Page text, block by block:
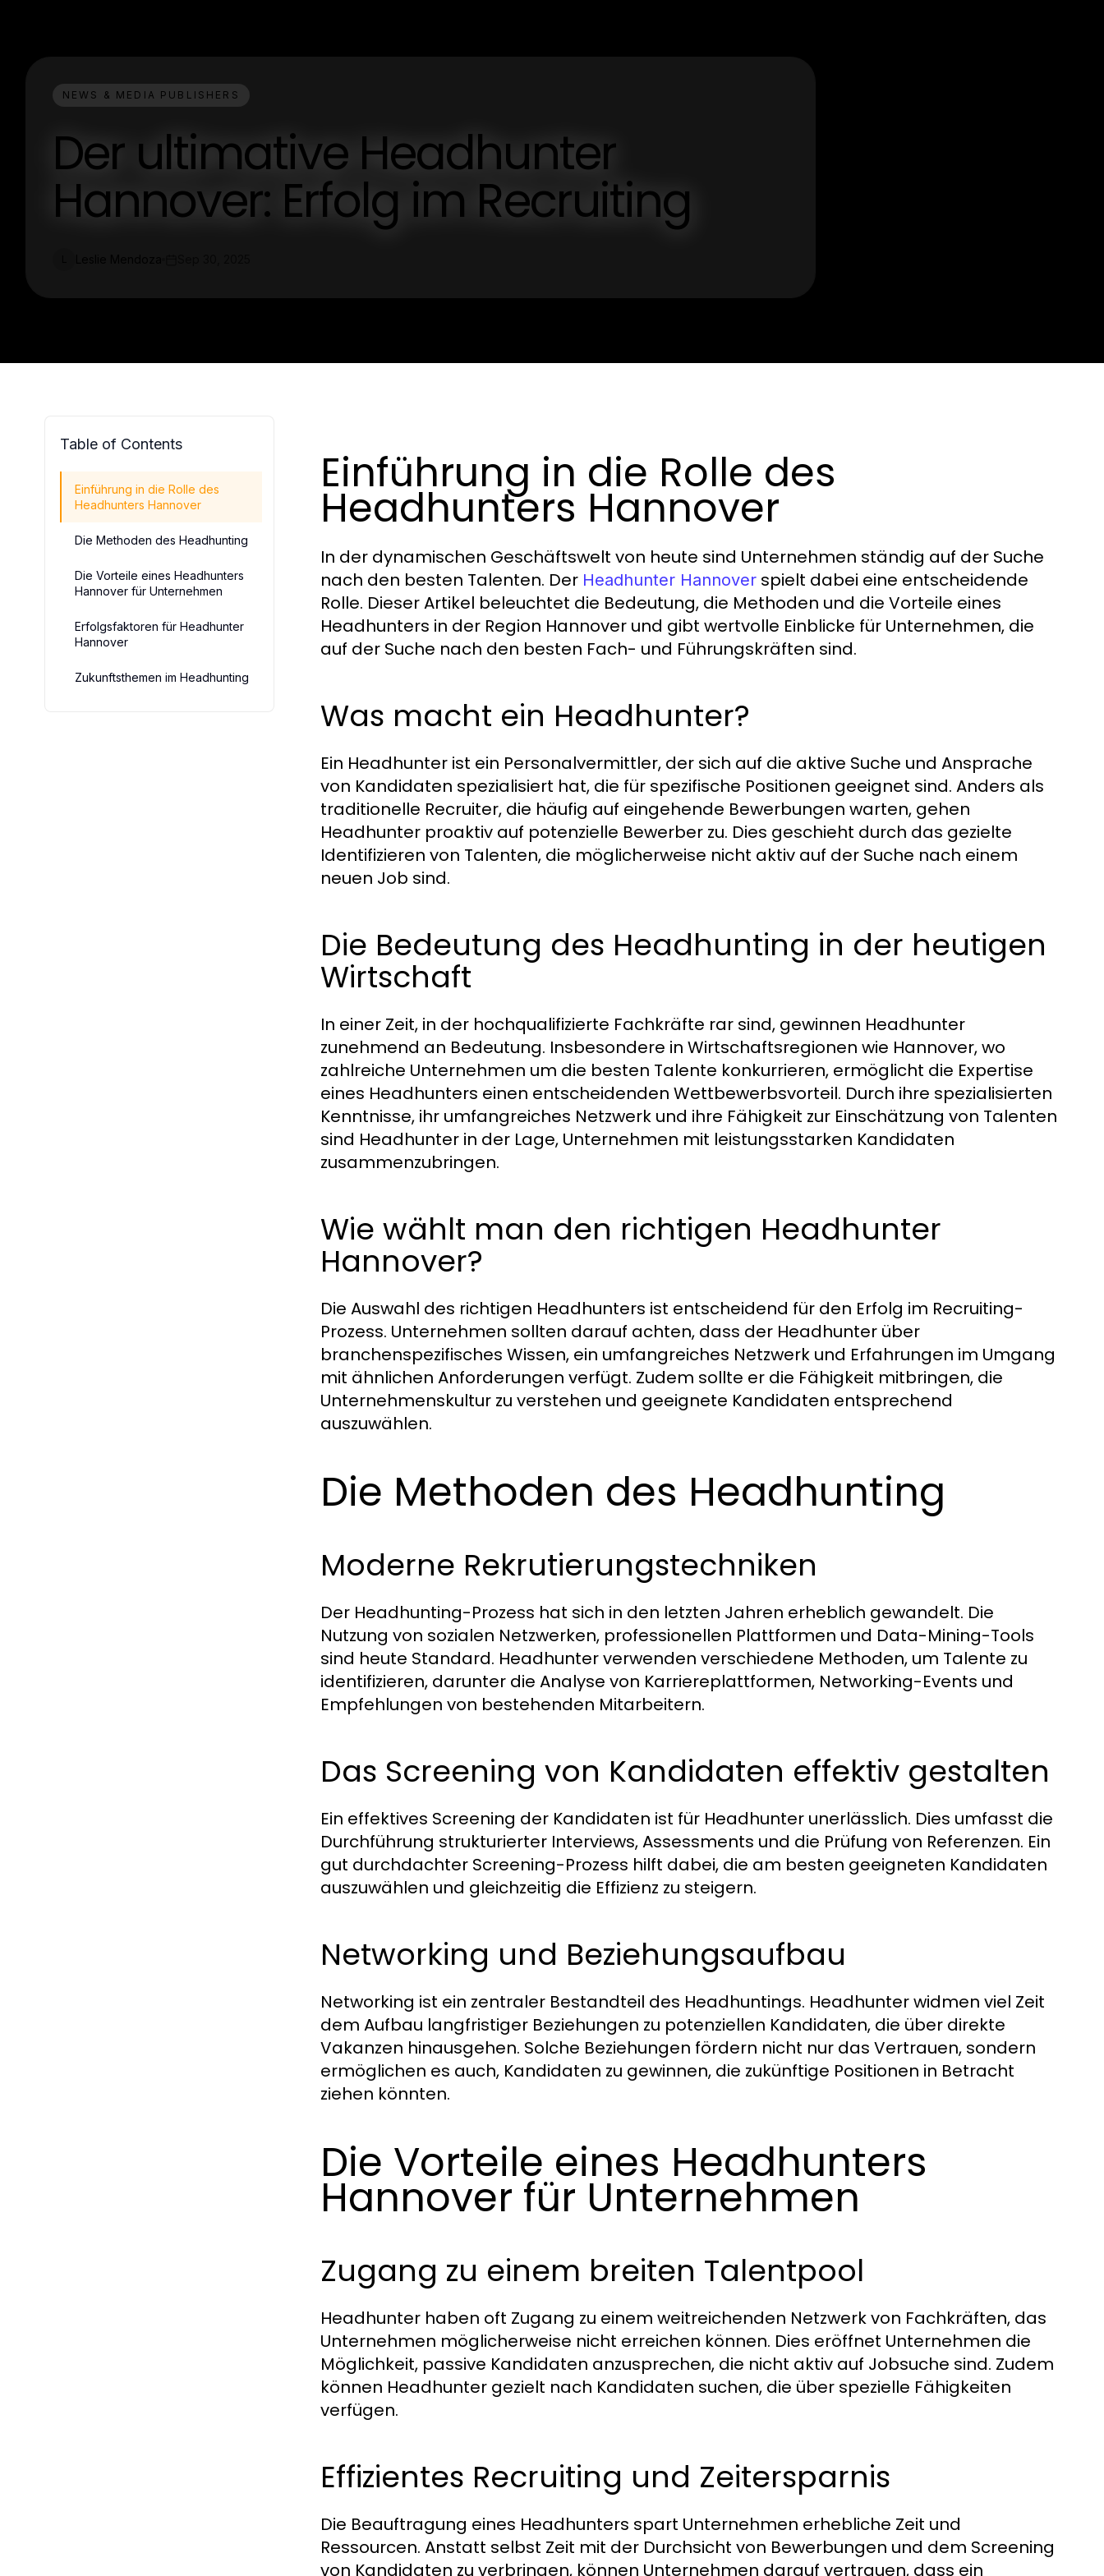
NEWS & MEDIA PUBLISHERS
Der ultimative Headhunter
Hannover: Erfolg im Recruiting
Table of Contents
Einführung in die Rolle des
Headhunters Hannover
Die Methoden des Headhunting
Die Vorteile eines Headhunters
Hannover für Unternehmen
Erfolgsfaktoren für Headhunter
Hannover
Zukunftsthemen im Headhunting
Einführung in die Rolle des
Headhunters Hannover
In der dynamischen Geschäftswelt von heute sind Unternehmen ständig auf der Suche
nach den besten Talenten. Der Headhunter Hannover spielt dabei eine entscheidende
Rolle. Dieser Artikel beleuchtet die Bedeutung, die Methoden und die Vorteile eines
Headhunters in der Region Hannover und gibt wertvolle Einblicke für Unternehmen, die
auf der Suche nach den besten Fach- und Führungskräften sind.
Was macht ein Headhunter?
Ein Headhunter ist ein Personalvermittler, der sich auf die aktive Suche und Ansprache
von Kandidaten spezialisiert hat, die für spezifische Positionen geeignet sind. Anders als
traditionelle Recruiter, die häufig auf eingehende Bewerbungen warten, gehen
Headhunter proaktiv auf potenzielle Bewerber zu. Dies geschieht durch das gezielte
Identifizieren von Talenten, die möglicherweise nicht aktiv auf der Suche nach einem
neuen Job sind.
Die Bedeutung des Headhunting in der heutigen
Wirtschaft
In einer Zeit, in der hochqualifizierte Fachkräfte rar sind, gewinnen Headhunter
zunehmend an Bedeutung. Insbesondere in Wirtschaftsregionen wie Hannover, wo
zahlreiche Unternehmen um die besten Talente konkurrieren, ermöglicht die Expertise
eines Headhunters einen entscheidenden Wettbewerbsvorteil. Durch ihre spezialisierten
Kenntnisse, ihr umfangreiches Netzwerk und ihre Fähigkeit zur Einschätzung von Talenten
sind Headhunter in der Lage, Unternehmen mit leistungsstarken Kandidaten
zusammenzubringen.
Wie wählt man den richtigen Headhunter
Hannover?
Die Auswahl des richtigen Headhunters ist entscheidend für den Erfolg im Recruiting-
Prozess. Unternehmen sollten darauf achten, dass der Headhunter über
branchenspezifisches Wissen, ein umfangreiches Netzwerk und Erfahrungen im Umgang
mit ähnlichen Anforderungen verfügt. Zudem sollte er die Fähigkeit mitbringen, die
Unternehmenskultur zu verstehen und geeignete Kandidaten entsprechend
auszuwählen.
Die Methoden des Headhunting
Moderne Rekrutierungstechniken
Der Headhunting-Prozess hat sich in den letzten Jahren erheblich gewandelt. Die
Nutzung von sozialen Netzwerken, professionellen Plattformen und Data-Mining-Tools
sind heute Standard. Headhunter verwenden verschiedene Methoden, um Talente zu
identifizieren, darunter die Analyse von Karriereplattformen, Networking-Events und
Empfehlungen von bestehenden Mitarbeitern.
Das Screening von Kandidaten effektiv gestalten
Ein effektives Screening der Kandidaten ist für Headhunter unerlässlich. Dies umfasst die
Durchführung strukturierter Interviews, Assessments und die Prüfung von Referenzen. Ein
gut durchdachter Screening-Prozess hilft dabei, die am besten geeigneten Kandidaten
auszuwählen und gleichzeitig die Effizienz zu steigern.
Networking und Beziehungsaufbau
Networking ist ein zentraler Bestandteil des Headhuntings. Headhunter widmen viel Zeit
dem Aufbau langfristiger Beziehungen zu potenziellen Kandidaten, die über direkte
Vakanzen hinausgehen. Solche Beziehungen fördern nicht nur das Vertrauen, sondern
ermöglichen es auch, Kandidaten zu gewinnen, die zukünftige Positionen in Betracht
ziehen könnten.
Die Vorteile eines Headhunters
Hannover für Unternehmen
Zugang zu einem breiten Talentpool
Headhunter haben oft Zugang zu einem weitreichenden Netzwerk von Fachkräften, das
Unternehmen möglicherweise nicht erreichen können. Dies eröffnet Unternehmen die
Möglichkeit, passive Kandidaten anzusprechen, die nicht aktiv auf Jobsuche sind. Zudem
können Headhunter gezielt nach Kandidaten suchen, die über spezielle Fähigkeiten
verfügen.
Effizientes Recruiting und Zeitersparnis
Die Beauftragung eines Headhunters spart Unternehmen erhebliche Zeit und
Ressourcen. Anstatt selbst Zeit mit der Durchsicht von Bewerbungen und dem Screening
von Kandidaten zu verbringen, können Unternehmen darauf vertrauen, dass ein